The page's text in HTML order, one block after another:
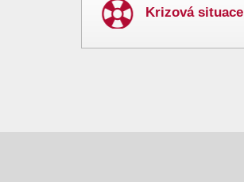
Krizová situace